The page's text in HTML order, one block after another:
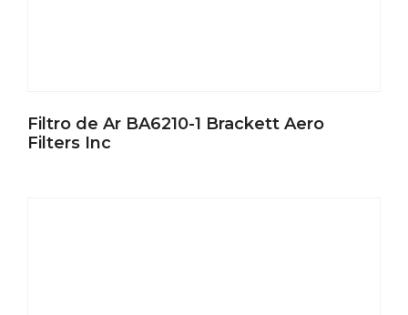
Filtro de Ar BA6210-1 Brackett Aero
Filters Inc